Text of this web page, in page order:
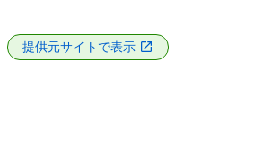
提供元サイトで表示